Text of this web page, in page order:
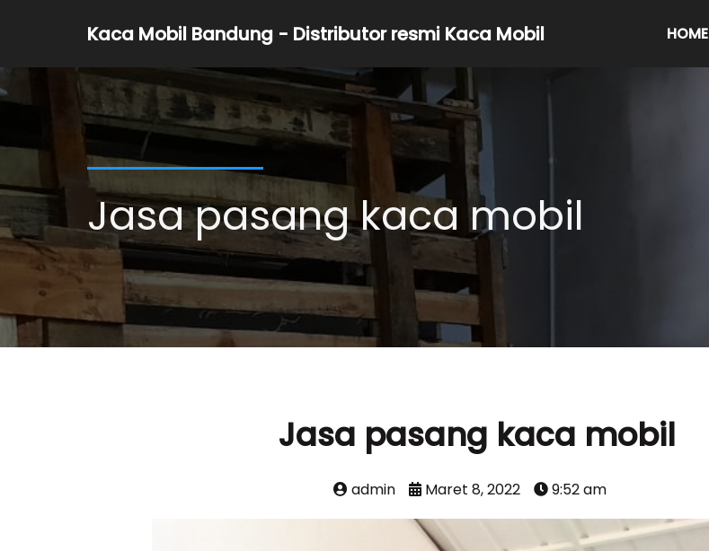
Kaca Mobil Bandung - Distributor resmi Kaca Mobil HOME
Jasa pasang kaca mobil
Jasa pasang kaca mobil
admin Maret 8, 2022 9:52 am